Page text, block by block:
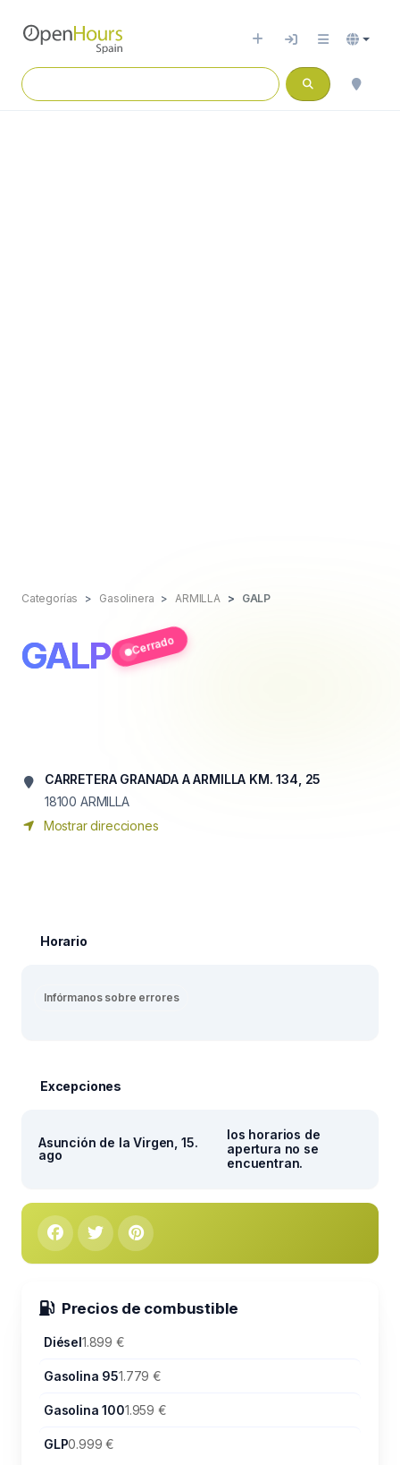
Categorías Gasolinera ARMILLA GALP
GALP Cerrado
CARRETERA GRANADA A ARMILLA KM. 134, 25
18100 ARMILLA
Mostrar direcciones
Horario
Infórmanos sobre errores
Excepciones
Asunción de la Virgen, 15.
ago
los horarios de
apertura no se
encuentran.
Precios de combustible
Diésel1.899 €
Gasolina 951.779 €
Gasolina 1001.959 €
GLP0.999 €